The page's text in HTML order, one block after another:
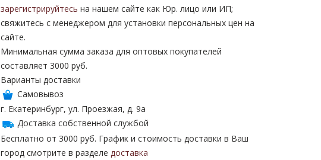
зарегистрируйтесь на нашем сайте как Юр. лицо или ИП;
свяжитесь с менеджером для установки персональных цен на
сайте.
Минимальная сумма заказа для оптовых покупателей
составляет 3000 руб.
Варианты доставки
Самовывоз
г. Екатеринбург, ул. Проезжая, д. 9а
Доставка собственной службой
Бесплатно от 3000 руб. График и стоимость доставки в Ваш
город смотрите в разделе доставка